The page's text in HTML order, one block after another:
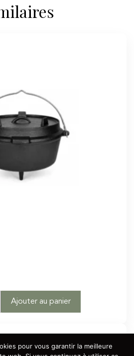
Ajouter au panier
pour vous garantir la meilleure